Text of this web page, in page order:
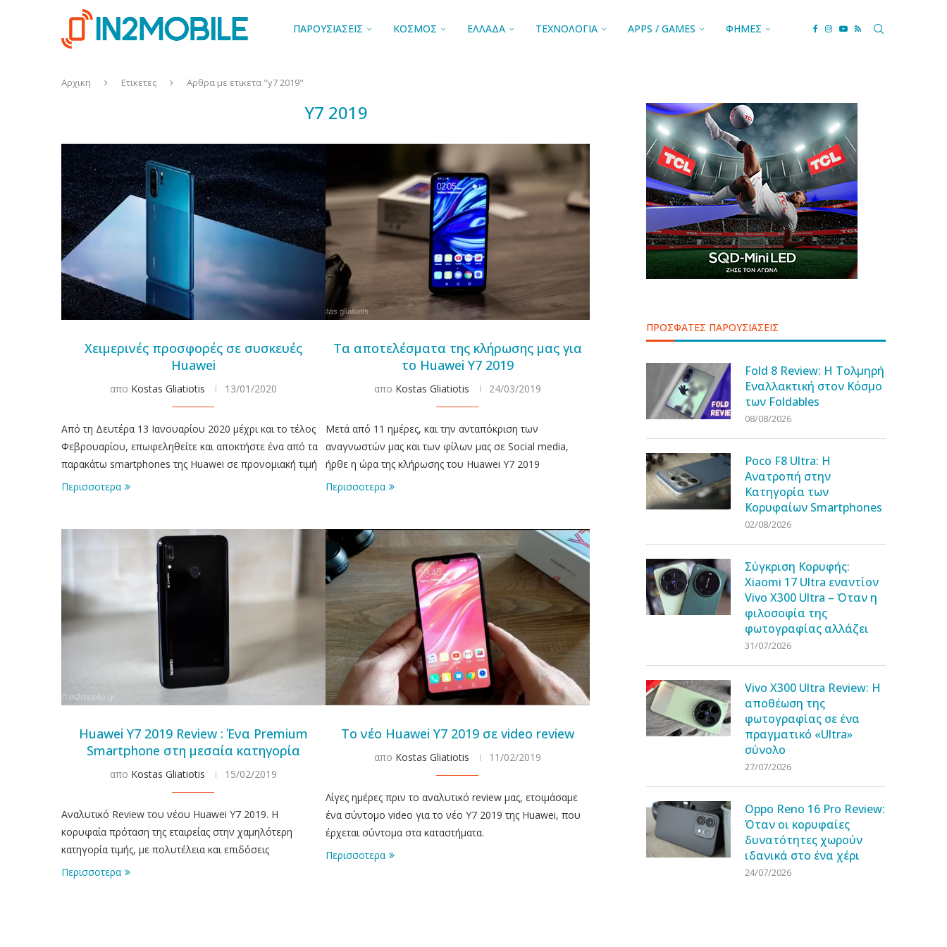
ΠΑΡΟΥΣΙΑΣΕΙΣ ΚΟΣΜΟΣ ΕΛΛΑΔΑ ΤΕΧΝΟΛΟΓΙΑ APPS / GAMES ΦΗΜΕΣ
Αρχικη Ετικετες Αρθρα με ετικετα "y7 2019"
Y7 2019
Χειμερινές προσφορές σε συσκευές
Huawei
απο Kostas Gliatiotis 13/01/2020
Από τη Δευτέρα 13 Ιανουαρίου 2020 μέχρι και το τέλος
Φεβρουαρίου, επωφεληθείτε και αποκτήστε ένα από τα
παρακάτω smartphones της Huawei σε προνομιακή τιμή
Περισσοτερα
Τα αποτελέσματα της κλήρωσης μας για
το Huawei Y7 2019
απο Kostas Gliatiotis 24/03/2019
Μετά από 11 ημέρες, και την ανταπόκριση των
αναγνωστών μας και των φίλων μας σε Social media,
ήρθε η ώρα της κλήρωσης του Huawei Y7 2019
Περισσοτερα
Huawei Y7 2019 Review : Ένα Premium
Smartphone στη μεσαία κατηγορία
απο Kostas Gliatiotis 15/02/2019
Αναλυτικό Review του νέου Huawei Y7 2019. Η
κορυφαία πρόταση της εταιρείας στην χαμηλότερη
κατηγορία τιμής, με πολυτέλεια και επιδόσεις
Περισσοτερα
Το νέο Huawei Y7 2019 σε video review
απο Kostas Gliatiotis 11/02/2019
Λίγες ημέρες πριν το αναλυτικό review μας, ετοιμάσαμε
ένα σύντομο video για το νέο Y7 2019 της Huawei, που
έρχεται σύντομα στα καταστήματα.
Περισσοτερα
ΠΡΟΣΦΑΤΕΣ ΠΑΡΟΥΣΙΑΣΕΙΣ
Fold 8 Review: Η Τολμηρή
Εναλλακτική στον Κόσμο
των Foldables
08/08/2026
Poco F8 Ultra: Η
Ανατροπή στην
Κατηγορία των
Κορυφαίων Smartphones
02/08/2026
Σύγκριση Κορυφής:
Xiaomi 17 Ultra εναντίον
Vivo X300 Ultra – Όταν η
φιλοσοφία της
φωτογραφίας αλλάζει
31/07/2026
Vivo X300 Ultra Review: Η
αποθέωση της
φωτογραφίας σε ένα
πραγματικό «Ultra»
σύνολο
27/07/2026
Oppo Reno 16 Pro Review:
Όταν οι κορυφαίες
δυνατότητες χωρούν
ιδανικά στο ένα χέρι
24/07/2026